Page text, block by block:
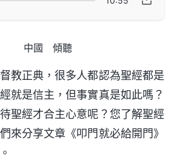
中國 傾聽
教正典，很多人都認為聖經都是
就是信主，但事實真是如此嗎？
聖經才合主心意呢？您了解聖經
來分享文章《叩門就必給開門》